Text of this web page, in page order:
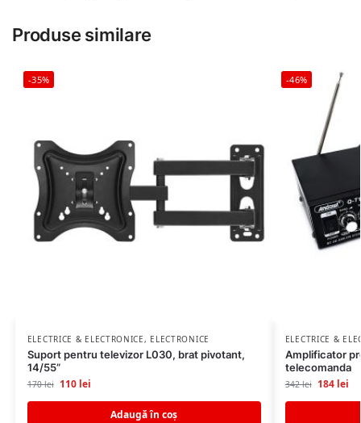
Produse similare
-35%
ELECTRICE & ELECTRONICE, ELECTRONICE
Suport pentru televizor L030, brat pivotant,
14/55”
170lei 110 lei
Adaugă în coș
-46%
ELECTRICE &
Amplificator
telecomanda
342lei 184 lei